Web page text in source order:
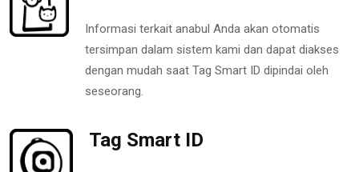
Informasi terkait anabul Anda akan otomatis
tersimpan dalam sistem kami dan dapat diakses
dengan mudah saat Tag Smart ID dipindai oleh
seseorang.
Tag Smart ID